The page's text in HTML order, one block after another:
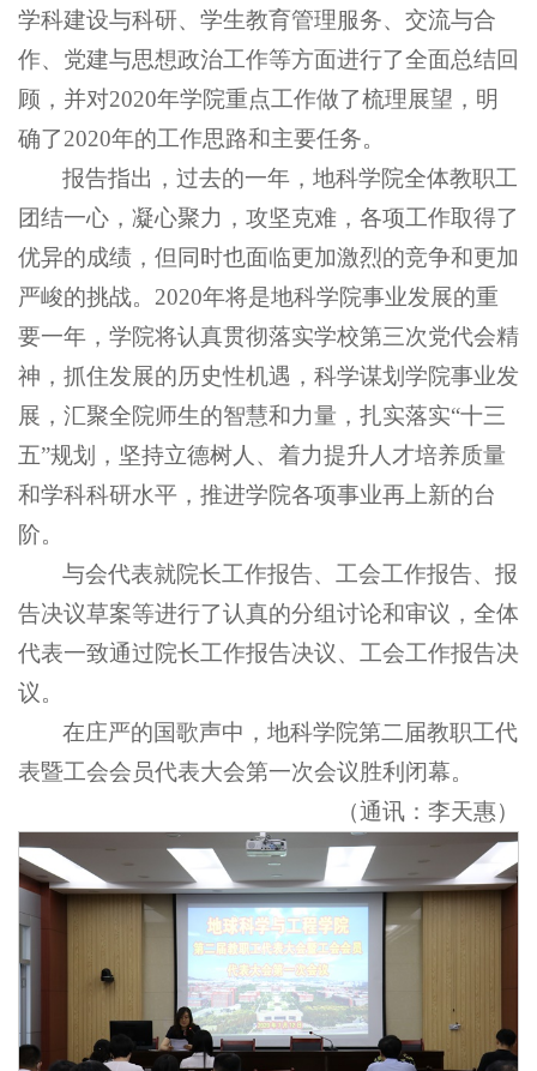
学科建设与科研、学生教育管理服务、交流与合
作、党建与思想政治工作等方面进行了全面总结回
顾，并对2020年学院重点工作做了梳理展望，明
确了2020年的工作思路和主要任务。
报告指出，过去的一年，地科学院全体教职工
团结一心，凝心聚力，攻坚克难，各项工作取得了
优异的成绩，但同时也面临更加激烈的竞争和更加
严峻的挑战。2020年将是地科学院事业发展的重
要一年，学院将认真贯彻落实学校第三次党代会精
神，抓住发展的历史性机遇，科学谋划学院事业发
展，汇聚全院师生的智慧和力量，扎实落实“十三
五”规划，坚持立德树人、着力提升人才培养质量
和学科科研水平，推进学院各项事业再上新的台
阶。
与会代表就院长工作报告、工会工作报告、报
告决议草案等进行了认真的分组讨论和审议，全体
代表一致通过院长工作报告决议、工会工作报告决
议。
在庄严的国歌声中，地科学院第二届教职工代
表暨工会会员代表大会第一次会议胜利闭幕。
（通讯：李天惠）